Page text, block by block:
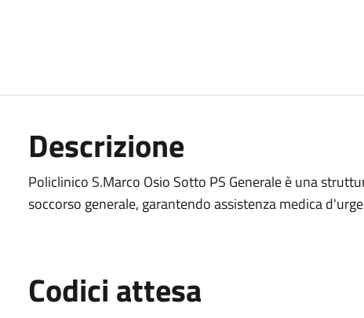
Descrizione
Policlinico S.Marco Osio Sotto PS Generale è una
soccorso generale, garantendo assistenza medica
Codici attesa